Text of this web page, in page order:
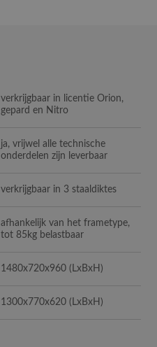
verkrijgbaar in licentie Orion,
gepard en Nitro
ja, vrijwel alle technische
onderdelen zijn leverbaar
verkrijgbaar in 3 staaldiktes
afhankelijk van het frametype,
tot 85kg belastbaar
1480x720x960 (LxBxH)
1300x770x620 (LxBxH)